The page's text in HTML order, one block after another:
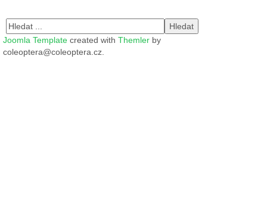
Joomla Template created with Themler by
coleoptera@coleoptera.cz.